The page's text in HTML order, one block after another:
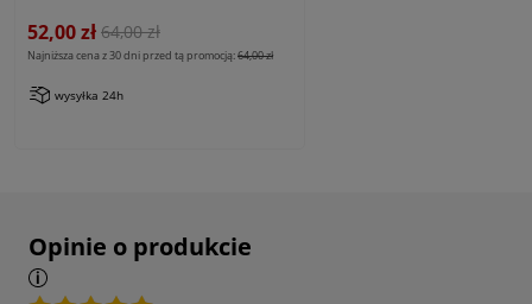
52,00 zł 64,00 zł
Najniższa cena z 30 dni przed tą promocją:64,00 zł
wysyłka 24h
Opinie o produkcie